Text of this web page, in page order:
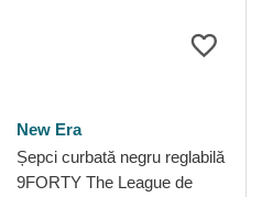
New Era
Șepci curbată negru reglabilă
9FORTY The League de